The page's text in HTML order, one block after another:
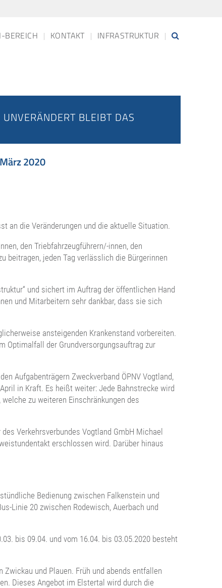
BEREICH KONTAKT INFRASTRUKTUR
BLEIBT DAS
2020
an die Veränderungen und die aktuelle Situation.
den Triebfahrzeugführern/-innen, den
beitragen, jeden Tag verlässlich die Bürgerinnen
und sichert im Auftrag der öffentlichen Hand
und Mitarbeitern sehr dankbar, dass sie sich
ansteigenden Krankenstand vorbereiten.
Optimalfall der Grundversorgungsauftrag zur
Aufgabenträgern Zweckverband ÖPNV Vogtland,
in Kraft. Es heißt weiter: Jede Bahnstrecke wird
zu weiteren Einschränkungen des
Verkehrsverbundes Vogtland GmbH Michael
erschlossen wird. Darüber hinaus
Bedienung zwischen Falkenstein und
Linie 20 zwischen Rodewisch, Auerbach und
bis 09.04. und vom 16.04. bis 03.05.2020 besteht
und Plauen. Früh und abends entfallen
Dieses Angebot im Elstertal wird durch die